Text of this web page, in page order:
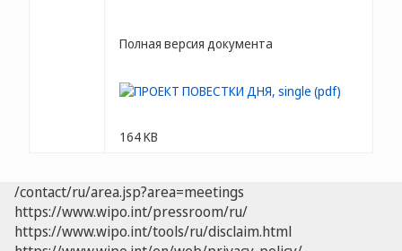
Полная версия документа
164 KB
/contact/ru/area.jsp?area=meetings
https://www.wipo.int/pressroom/ru/
https://www.wipo.int/tools/ru/disclaim.html